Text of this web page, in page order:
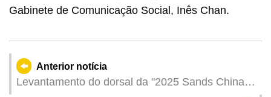
Gabinete de Comunicação Social, Inês Chan.
Anterior notícia
Levantamento do dorsal da "2025 Sands China